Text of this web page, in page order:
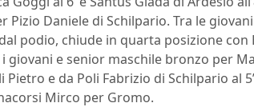
Pizio Daniele di Schilpario. Tra le
podio, chiude in quarta posizione
i giovani e senior maschile bronzo per
e da Poli Fabrizio di Schilpario al
Mirco per Gromo.